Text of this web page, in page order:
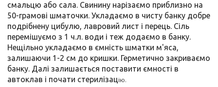
смальцю або сала. Свинину нарізаємо приблизно на
50-грамові шматочки. Укладаємо в чисту банку добре
подрібнену цибулю, лавровий лист і перець. Сіль
перемішуємо з 1 ч.л. води і теж додаємо в банку.
Нещільно укладаємо в ємність шматки м'яса,
залишаючи 1-2 см до кришки. Герметично закриваємо
банку. Далі залишається поставити ємності в
автоклав і почати стерилізацію.